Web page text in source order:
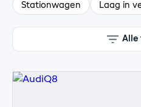
Stationwagen Laag in
Alle